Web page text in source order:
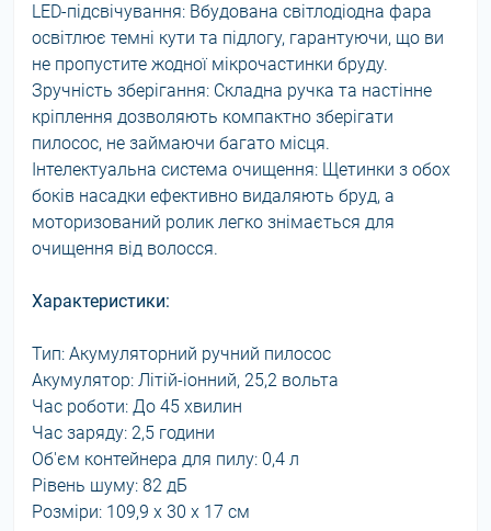
LED-підсвічування: Вбудована світлодіодна фара
освітлює темні кути та підлогу, гарантуючи, що ви
не пропустите жодної мікрочастинки бруду.
Зручність зберігання: Складна ручка та настінне
кріплення дозволяють компактно зберігати
пилосос, не займаючи багато місця.
Інтелектуальна система очищення: Щетинки з обох
боків насадки ефективно видаляють бруд, а
моторизований ролик легко знімається для
очищення від волосся.
Характеристики:
Тип: Акумуляторний ручний пилосос
Акумулятор: Літій-іонний, 25,2 вольта
Час роботи: До 45 хвилин
Час заряду: 2,5 години
Об'єм контейнера для пилу: 0,4 л
Рівень шуму: 82 дБ
Розміри: 109,9 x 30 x 17 см